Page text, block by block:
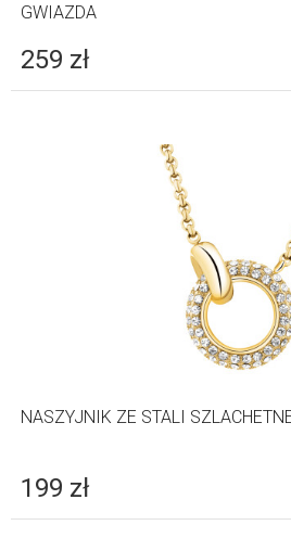
GWIAZDA
259 zł
NASZYJNIK ZE STALI
199 zł